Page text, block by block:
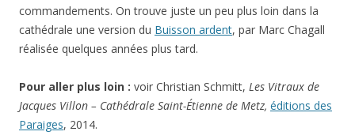
commandements. On trouve juste un peu plus loin dans la
cathédrale une version du Buisson ardent, par Marc Chagall
réalisée quelques années plus tard.
Pour aller plus loin : voir Christian Schmitt, Les Vitraux de
Jacques Villon – Cathédrale Saint-Étienne de Metz, éditions des
Paraiges, 2014.